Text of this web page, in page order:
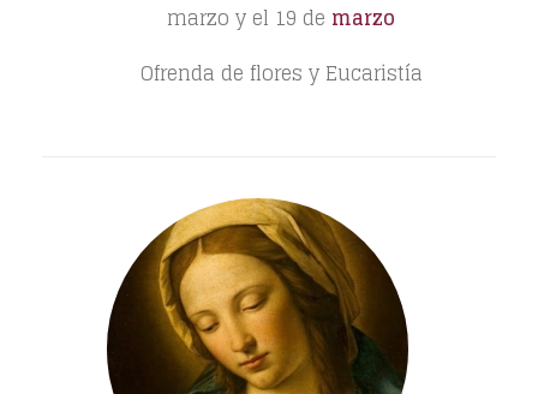
marzo y el 19 de marzo
Ofrenda de flores y Eucaristía